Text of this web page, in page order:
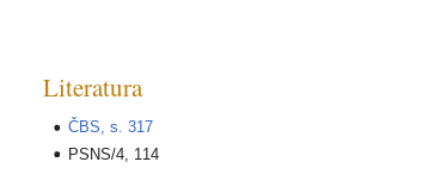
Literatura
ČBS, s. 317
PSNS/4, 114